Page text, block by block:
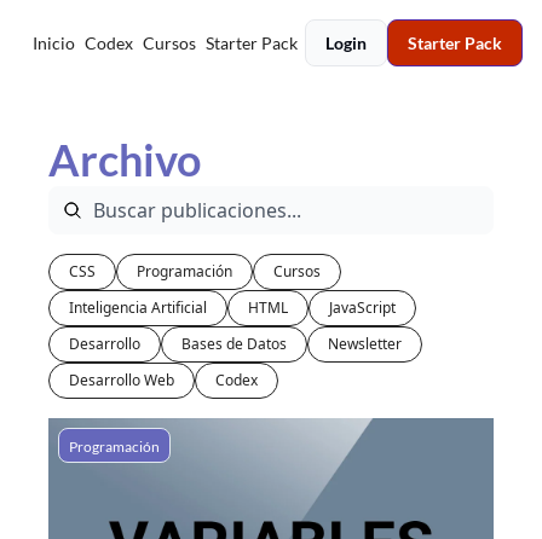
Inicio Codex Cursos Starter Pack Login Starter Pack
Archivo
CSS Programación
Cursos
Inteligencia Artificial
HTML
JavaScript
Desarrollo
Bases de Datos
Newsletter
Desarrollo Web
Codex
Programación